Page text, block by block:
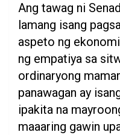
Ang tawag ni
lamang isang
aspeto ng
ng empatiya sa
ordinaryong
panawagan ay
ipakita na
maaaring gawin